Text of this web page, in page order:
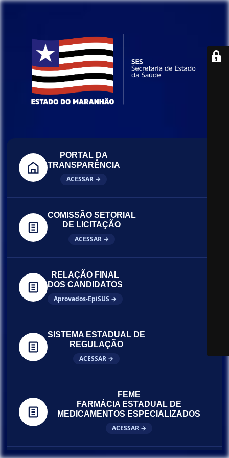
PORTAL DA
TRANSPARÊNCIA
ACESSAR →
COMISSÃO SETORIAL
DE LICITAÇÃO
ACESSAR →
RELAÇÃO FINAL
DOS CANDIDATOS
Aprovados-EpiSUS →
SISTEMA ESTADUAL DE
REGULAÇÃO
ACESSAR →
FEME
FARMÁCIA ESTADUAL DE
MEDICAMENTOS ESPECIALIZADOS
ACESSAR →